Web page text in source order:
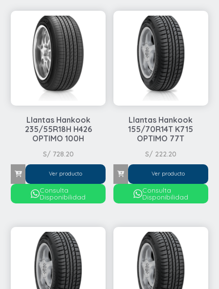
Llantas Hankook
235/55R18H H426
OPTIMO 100H
S/ 728.20
Ver producto
Consulta
Disponibilidad
Llantas Hankook
155/70R14T K715
OPTIMO 77T
S/ 222.20
Ver producto
Consulta
Disponibilidad